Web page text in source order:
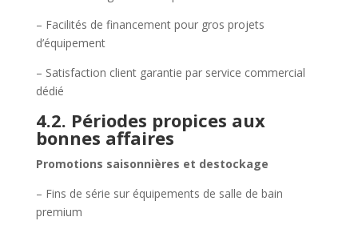
– Facilités de financement pour gros projets
d’équipement
– Satisfaction client garantie par service commercial
dédié
4.2. Périodes propices aux
bonnes affaires
Promotions saisonnières et destockage
– Fins de série sur équipements de salle de bain
premium